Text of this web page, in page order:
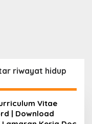
riwayat hidup
Vitae
| Download